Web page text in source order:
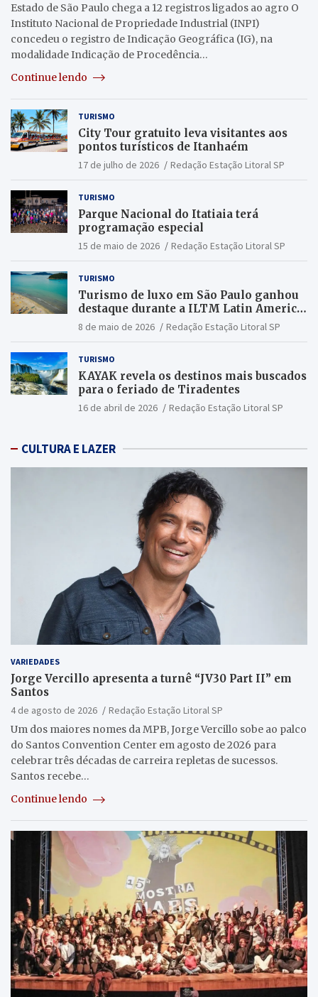
Estado de São Paulo chega a 12 registros ligados ao agro O
Instituto Nacional de Propriedade Industrial (INPI)
concedeu o registro de Indicação Geográfica (IG), na
modalidade Indicação de Procedência…
Continue lendo
TURISMO
City Tour gratuito leva visitantes aos
pontos turísticos de Itanhaém
17 de julho de 2026 Redação Estação Litoral SP
TURISMO
Parque Nacional do Itatiaia terá
programação especial
15 de maio de 2026 Redação Estação Litoral SP
TURISMO
Turismo de luxo em São Paulo ganhou
destaque durante a ILTM Latin America
2026
8 de maio de 2026 Redação Estação Litoral SP
TURISMO
KAYAK revela os destinos mais buscados
para o feriado de Tiradentes
16 de abril de 2026 Redação Estação Litoral SP
CULTURA E LAZER
VARIEDADES
Jorge Vercillo apresenta a turnê “JV30 Part II” em
Santos
4 de agosto de 2026
Redação Estação Litoral SP
Um dos maiores nomes da MPB, Jorge Vercillo sobe ao palco
do Santos Convention Center em agosto de 2026 para
celebrar três décadas de carreira repletas de sucessos.
Santos recebe…
Continue lendo